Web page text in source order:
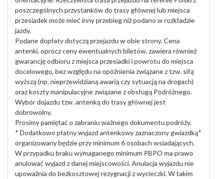
poszczególnych przystanków do trasy głównej lub miejsca
przesiadek może mieć inny przebieg niż podano w rozkładzie
jazdy.
Podane dopłaty dotyczą przejazdu w obie strony. Cena
antenki, oprócz ceny ewentualnych biletów, zawiera również
gwarancję odbioru z miejsca przesiadki i powrotu do miejsca
docelowego, bez względu na opóźnienia związane z tzw. siłą
wyższą (np. nieprzewidzianą awarią czy sytuacją na drogach)
oraz koszty manipulacyjne związane z obsługą Podróżnego.
Wybór dojazdu tzw. antenką do trasy głównej jest
dobrowolny.
Prosimy pamiętać o zabraniu ważnego dokumentu podróży.
* Dodatkowo płatny wyjazd antenkowy zaznaczony gwiazdką*
organizowany będzie przy minimum 6 osobach wsiadających.
W przypadku braku wymaganego minimum PBPO ma prawo
anulować wyjazd z danej miejscowości. Anulacja wyjazdu nie
upoważnia do bezkosztowej rezygnacji z wycieczki. W takim